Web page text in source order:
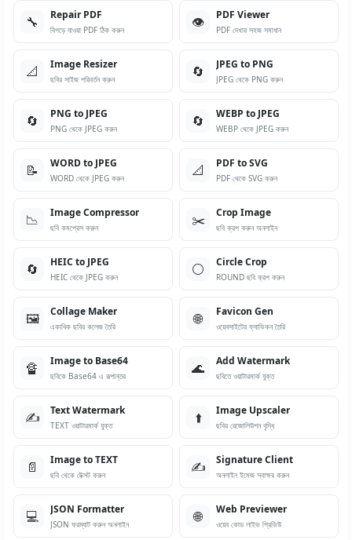
🔧 Repair PDF
বিগড়ে যাওয়া PDF ঠিক করুন 👁️ PDF Viewer
PDF দেখার সহজ সমাধান
📐 Image Resizer
ছবির সাইজ পরিবর্তন করুন 🔄 JPEG to PNG
JPEG থেকে PNG করুন
🔄 PNG to JPEG
PNG থেকে JPEG করুন 🔄 WEBP to JPEG
WEBP থেকে JPEG করুন
📝 WORD to JPEG
WORD থেকে JPEG করুন 📐 PDF to SVG
PDF থেকে SVG করুন
📉 Image Compressor
ছবি কমপ্রেস করুন ✂️ Crop Image
ছবি ক্রপ করুন অনলাইন
🔄 HEIC to JPEG
HEIC থেকে JPEG করুন ⚪ Circle Crop
ROUND ছবি ক্রপ করুন
🖼️ Collage Maker
একাধিক ছবির কলেজ তৈরি 🌐 Favicon Gen
ওয়েবসাইটের ফ্যাভিকন তৈরি
🔏 Image to Base64
ছবিকে Base64 এ রূপান্তর 🌊 Add Watermark
ছবিতে ওয়াটারমার্ক যুক্ত
✍️ Text Watermark
TEXT ওয়াটারমার্ক যুক্ত ⬆️ Image Upscaler
ছবির রেজোলিউশন বৃদ্ধি
📄 Image to TEXT
ছবি থেকে টেক্সট করুন ✍️ Signature Client
অনলাইন ইমেজ স্বাক্ষর করুন
💻 JSON Formatter
JSON ফরম্যাট করুন অনলাইন 🌐 Web Previewer
ওয়েব কোড লাইভ প্রিভিউ